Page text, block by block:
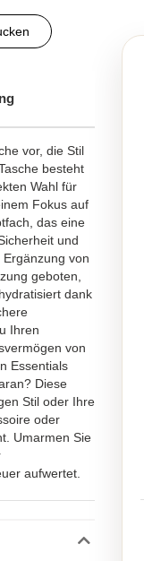
vor, die Stil
besteht
Wahl für
Fokus auf
das eine
und
von
geboten,
dank
Ihren
von
Essentials
Diese
Stil oder Ihre
oder
Umarmen Sie
aufwertet.